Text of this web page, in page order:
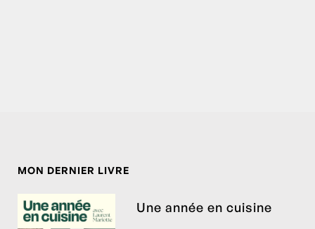
MON DERNIER LIVRE
Une année en cuisine